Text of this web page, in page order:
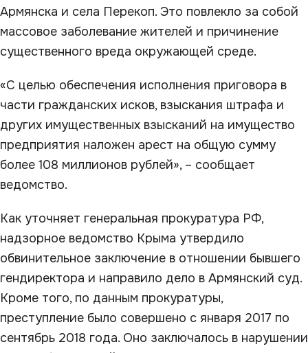
Армянска и села Перекоп. Это повлекло за собой
массовое заболевание жителей и причинение
существенного вреда окружающей среде.
«С целью обеспечения исполнения приговора в
части гражданских исков, взыскания штрафа и
других имущественных взысканий на имущество
предприятия наложен арест на общую сумму
более 108 миллионов рублей», – сообщает
ведомство.
Как уточняет генеральная прокуратура РФ,
надзорное ведомство Крыма утвердило
обвинительное заключение в отношении бывшего
гендиректора и направило дело в Армянский суд.
Кроме того, по данным прокуратуры,
преступление было совершено с января 2017 по
сентябрь 2018 года. Оно заключалось в нарушении